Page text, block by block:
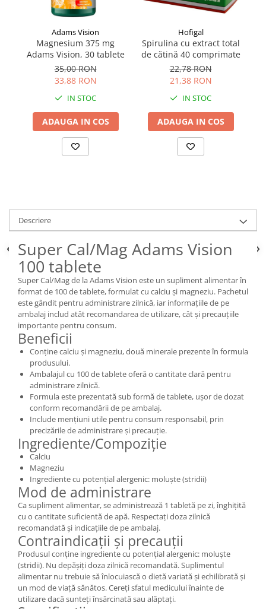
Adams Vision
Magnesium 375 mg
Adams Vision, 30 tablete
35,00 RON
33,88 RON
IN STOC
ADAUGA IN COS
Hofigal
Spirulina cu extract total
de cătină 40 comprimate
22,78 RON
21,38 RON
IN STOC
ADAUGA IN COS
Descriere
Super Cal/Mag Adams Vision
100 tablete
Super Cal/Mag de la Adams Vision este un supliment alimentar în
format de 100 de tablete, formulat cu calciu și magneziu. Pachetul
este gândit pentru administrare zilnică, iar informațiile de pe
ambalaj includ atât recomandarea de utilizare, cât și precauțiile
importante pentru consum.
Beneficii
Conține calciu și magneziu, două minerale prezente în formula
produsului.
Ambalajul cu 100 de tablete oferă o cantitate clară pentru
administrare zilnică.
Formula este prezentată sub formă de tablete, ușor de dozat
conform recomandării de pe ambalaj.
Include mențiuni utile pentru consum responsabil, prin
precizările de administrare și precauție.
Ingrediente/Compoziție
Calciu
Magneziu
Ingrediente cu potențial alergenic: moluște (stridii)
Mod de administrare
Ca supliment alimentar, se administrează 1 tabletă pe zi, înghițită
cu o cantitate suficientă de apă. Respectați doza zilnică
recomandată și indicațiile de pe ambalaj.
Contraindicații și precauții
Produsul conține ingrediente cu potențial alergenic: moluște
(stridii). Nu depășiți doza zilnică recomandată. Suplimentul
alimentar nu trebuie să înlocuiască o dietă variată și echilibrată și
un mod de viață sănătos. Cereți sfatul medicului înainte de
utilizare dacă sunteți însărcinată sau alăptați.